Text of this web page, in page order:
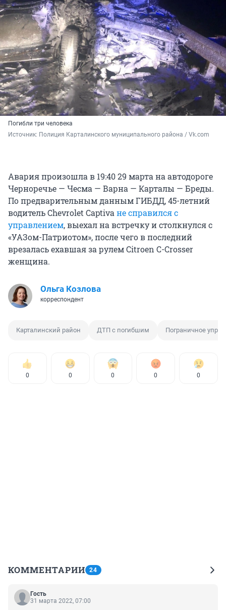
Погибли три человека
Источник: Полиция Карталинского муниципального района / Vk.com
Авария произошла в 19:40 29 марта на автодороге
Черноречье — Чесма — Варна — Карталы — Бреды.
По предварительным данным ГИБДД, 45-летний
водитель Chevrolet Captiva не справился с
управлением, выехал на встречку и столкнулся с
«УАЗом-Патриотом», после чего в последний
врезалась ехавшая за рулем Citroen C-Crosser
женщина.
Ольга Козлова
корреспондент
Карталинский район ДТП с погибшим Пограничное
0 0 0 0 0
КОММЕНТАРИИ 24
Гость
31 марта 2022, 07:00